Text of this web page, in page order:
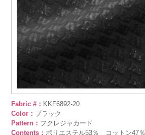
Fabric #： KKF6892-20
Color： ブラック
Pattern： フクレジャカード
Contents：ポリエステル53％ コットン47％